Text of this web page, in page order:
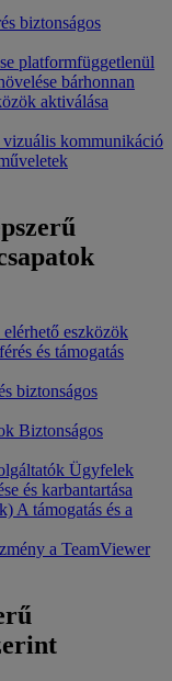
biztonságos
platformfüggetlenül
bárhonnan
aktiválása
kommunikáció
eszközök
és támogatás
biztonságos
Biztonságos
Ügyfelek
és karbantartása
A támogatás és a
a TeamViewer